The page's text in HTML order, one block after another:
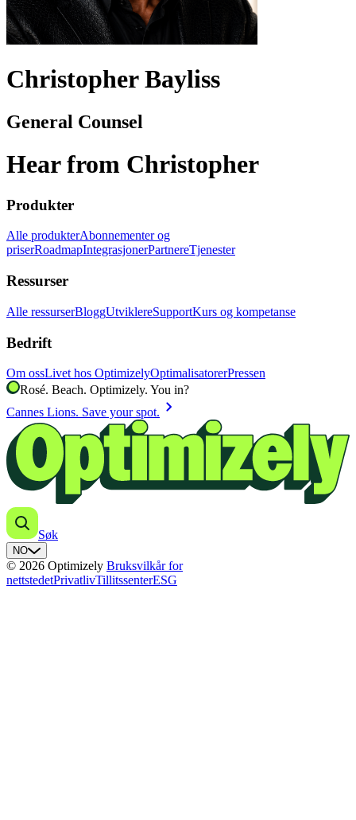
Christopher Bayliss
General Counsel
Hear from Christopher
Produkter
Alle produkterAbonnementer og
priserRoadmapIntegrasjonerPartnereTjenester
Ressurser
Alle ressurserBloggUtviklereSupportKurs og kompetanse
Bedrift
Om ossLivet hos OptimizelyOptimalisatorerPressen
Rosé. Beach. Optimizely. You in?
Cannes Lions. Save your spot. chevron_right
Søk
NO
© 2026 Optimizely Bruksvilkår for
nettstedetPrivatlivTillitssenterESG